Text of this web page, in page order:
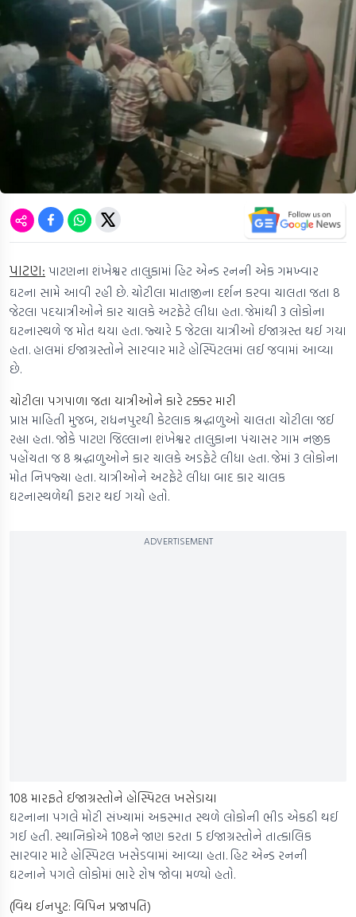
પાટણ: પાટણના શંખેશ્વર તાલુકામાં હિટ એન્ડ રનની એક ગમખ્વાર
ઘટના સામે આવી રહી છે. ચોટીલા માતાજીના દર્શન કરવા ચાલતા જતા 8
જેટલા પદયાત્રીઓને કાર ચાલકે અટફેટે લીધા હતા. જેમાંથી 3 લોકોના
ઘટનાસ્થળે જ મોત થયા હતા. જ્યારે 5 જેટલા યાત્રીઓ ઈજાગ્રસ્ત થઈ ગયા
હતા. હાલમાં ઈજાગ્રસ્તોને સારવાર માટે હોસ્પિટલમાં લઈ જવામાં આવ્યા
છે.
ચોટીલા પગપાળા જતા યાત્રીઓને કારે ટક્કર મારી
પ્રાપ્ત માહિતી મુજબ, રાધનપુરથી કેટલાક શ્રદ્ધાળુઓ ચાલતા ચોટીલા જઈ
રહ્યા હતા. જોકે પાટણ જિલ્લાના શંખેશ્વર તાલુકાના પંચાસર ગામ નજીક
પહોંચતા જ 8 શ્રદ્ધાળુઓને કાર ચાલકે અડફેટે લીધા હતા. જેમાં 3 લોકોના
મોત નિપજ્યા હતા. યાત્રીઓને અટફેટે લીધા બાદ કાર ચાલક
ઘટનાસ્થળેથી ફરાર થઈ ગયો હતો.
ADVERTISEMENT
108 મારફતે ઈજાગ્રસ્તોને હોસ્પિટલ ખસેડાયા
ઘટનાના પગલે મોટી સંખ્યામાં અકસ્માત સ્થળે લોકોની ભીડ એકઠી થઈ
ગઈ હતી. સ્થાનિકોએ 108ને જાણ કરતા 5 ઈજાગ્રસ્તોને તાત્કાલિક
સારવાર માટે હોસ્પિટલ ખસેડવામાં આવ્યા હતા. હિટ એન્ડ રનની
ઘટનાને પગલે લોકોમાં ભારે રોષ જોવા મળ્યો હતો.
(વિથ ઈનપુટ: વિપિન પ્રજાપતિ)